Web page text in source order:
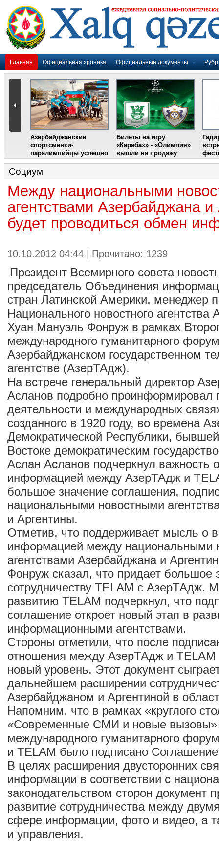
Главная Официальная хроника Официальные документы
Азербайджанские
спортсменки-
паралимпийцы успешно
выступили на III
Международном
фестивале парашютного
Билеты на игру
«Карабах» - «Олимпия»
вышли на продажу
Социум
Между национальными
агентствами Азербайджана и
будет проводиться обмен
10.10.2012 04:44 | Прочитано: 1239
Президент Всемирного совета
председатель Объединения
стран Латинской Америки, менеджер
Национального новостного агентства
Хуан Мануэль Фонруж в рамках
международного гуманитарного
Азербайджанском государственном
агентстве (АзерТАдж).
На встрече генеральный директор
Асланов подробно проинформировал
деятельности и международных
созданного в 1920 году, во времена
Демократической Республики,
Востоке демократическим
Аслан Асланов подчеркнул важность
информацией между АзерТАдж и
большое значение соглашения,
национальными новостными
и Аргентины.
Отметив, что поддерживает мысль о
информацией между национальными
агентствами Азербайджана и
Фонруж сказал, что придает большое
сотрудничеству TELAM с АзерТАдж.
развитию TELAM подчеркнул, что
соглашение откроет новый этап в
информационными агентствами.
Стороны отметили, что после
отношения между АзерТАдж и TELAM
новый уровень. Этот документ
дальнейшем расширении
Азербайджаном и Аргентиной в
Напомним, что в рамках «круглого
«Современные СМИ и новые вызовы»
международного гуманитарного
и TELAM было подписано Соглашение
В целях расширения двусторонних
информации в соответствии с
законодательством сторон документ
развитие сотрудничества между
сфере информации, фото и видео, а
и управления.